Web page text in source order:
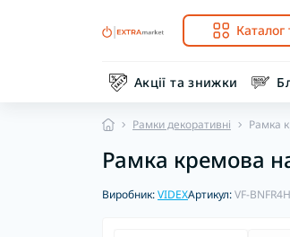
Каталог
Акції та знижки
Рамки декоративні Рамка
Рамка кремова
Виробник:VIDEXАртикул:VF-